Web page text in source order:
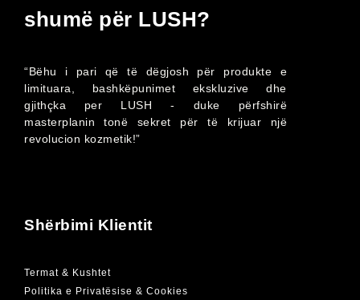
shumë për LUSH?
“Bëhu i pari që të dëgjosh për produkte e
limituara, bashkëpunimet ekskluzive dhe
gjithçka per LUSH - duke përfshirë
masterplanin tonë sekret për të krijuar një
revolucion kozmetik!”
Shërbimi Klientit
Termat & Kushtet
Politika e Privatësise & Cookies